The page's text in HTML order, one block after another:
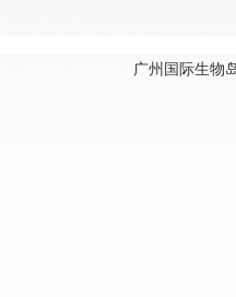
广州国际生物岛科